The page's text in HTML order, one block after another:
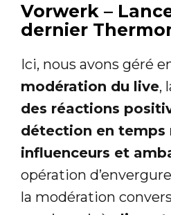
Vorwerk –
dernier
Ici, nous avons géré
modération du live,
des réactions
détection en temps
influenceurs et
opération
la modération